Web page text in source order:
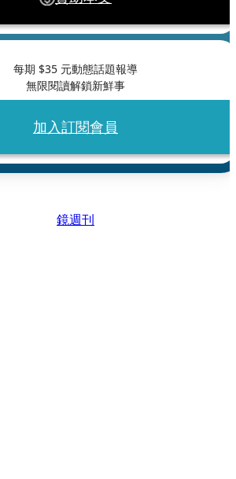
每期 $35 元動態話題報導
無限閱讀解鎖新鮮事
加入訂閱會員
鏡週刊